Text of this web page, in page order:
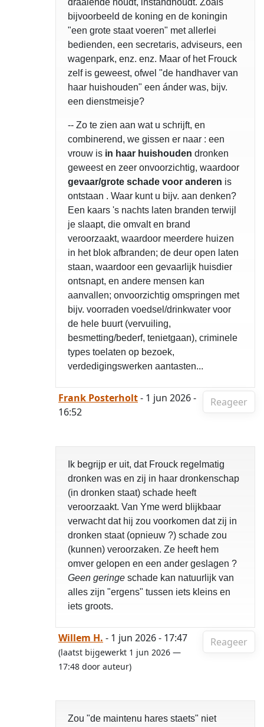
draaiende houdt, instandhoudt. Zoals
bijvoorbeeld de koning en de koningin
"een grote staat voeren" met allerlei
bedienden, een secretaris, adviseurs, een
wagenpark, enz. enz. Maar of het Frouck
zelf is geweest, ofwel "de handhaver van
haar huishouden" een ánder was, bijv.
een dienstmeisje?
-- Zo te zien aan wat u schrijft, en
combinerend, we gissen er naar : een
vrouw is in haar huishouden dronken
geweest en zeer onvoorzichtig, waardoor
gevaar/grote schade voor anderen is
ontstaan . Waar kunt u bijv. aan denken?
Een kaars 's nachts laten branden terwijl
je slaapt, die omvalt en brand
veroorzaakt, waardoor meerdere huizen
in het blok afbranden; de deur open laten
staan, waardoor een gevaarlijk huisdier
ontsnapt, en andere mensen kan
aanvallen; onvoorzichtig omspringen met
bijv. voorraden voedsel/drinkwater voor
de hele buurt (vervuiling,
besmetting/bederf, tenietgaan), criminele
types toelaten op bezoek,
verdedigingswerken aantasten...
Reageer
Frank Posterholt- 1 jun 2026 -
16:52
Ik begrijp er uit, dat Frouck regelmatig
dronken was en zij in haar dronkenschap
(in dronken staat) schade heeft
veroorzaakt. Van Yme werd blijkbaar
verwacht dat hij zou voorkomen dat zij in
dronken staat (opnieuw ?) schade zou
(kunnen) veroorzaken. Ze heeft hem
omver gelopen en een ander geslagen ?
Geen geringe schade kan natuurlijk van
alles zijn "ergens" tussen iets kleins en
iets groots.
Reageer
Willem H. - 1 jun 2026 - 17:47
(laatst bijgewerkt 1 jun 2026 —
17:48 door auteur)
Zou "de maintenu hares staets" niet